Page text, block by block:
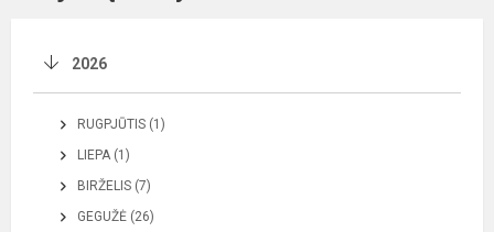
2026
RUGPJŪTIS (1)
LIEPA (1)
BIRŽELIS (7)
GEGUŽĖ (26)